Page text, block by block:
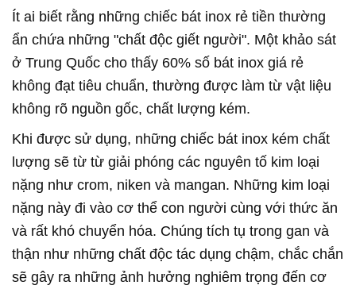
Ít ai biết rằng những chiếc bát inox rẻ tiền thường
ẩn chứa những "chất độc giết người". Một khảo sát
ở Trung Quốc cho thấy 60% số bát inox giá rẻ
không đạt tiêu chuẩn, thường được làm từ vật liệu
không rõ nguồn gốc, chất lượng kém.
Khi được sử dụng, những chiếc bát inox kém chất
lượng sẽ từ từ giải phóng các nguyên tố kim loại
nặng như crom, niken và mangan. Những kim loại
nặng này đi vào cơ thể con người cùng với thức ăn
và rất khó chuyển hóa. Chúng tích tụ trong gan và
thận như những chất độc tác dụng chậm, chắc chắn
sẽ gây ra những ảnh hưởng nghiêm trọng đến cơ